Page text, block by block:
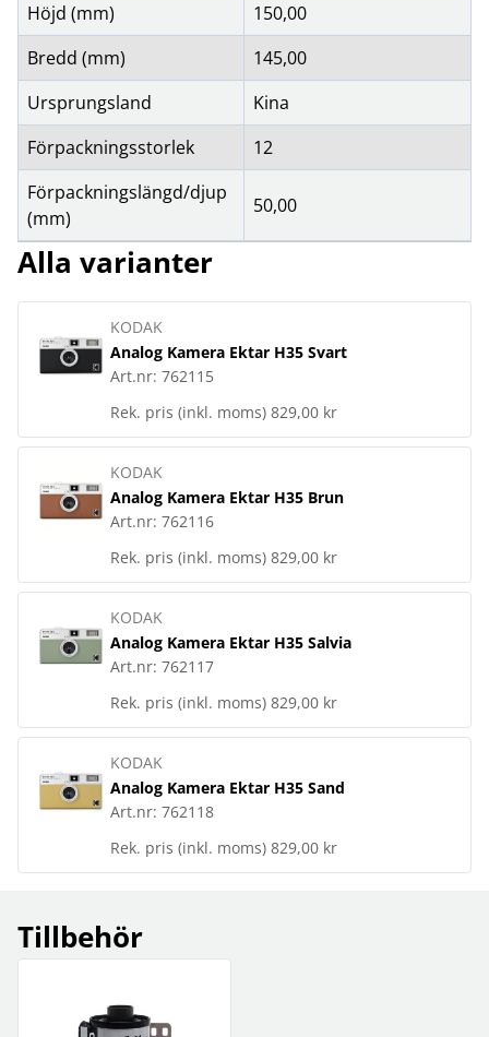
Höjd (mm)
150,00
Bredd (mm)
145,00
Ursprungsland
Kina
Förpackningsstorlek
12
Förpackningslängd/djup
(mm)
50,00
Alla varianter
KODAK
Analog Kamera Ektar H35 Svart
Art.nr: 762115
Rek. pris (inkl. moms) 829,00 kr
KODAK
Analog Kamera Ektar H35 Brun
Art.nr: 762116
Rek. pris (inkl. moms) 829,00 kr
KODAK
Analog Kamera Ektar H35 Salvia
Art.nr: 762117
Rek. pris (inkl. moms) 829,00 kr
KODAK
Analog Kamera Ektar H35 Sand
Art.nr: 762118
Rek. pris (inkl. moms) 829,00 kr
Tillbehör